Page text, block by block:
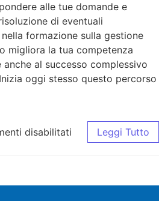
alle tue domande e
di eventuali
formazione sulla gestione
migliora la tua competenza
al successo complessivo
oggi stesso questo percorso
disabilitati Leggi Tutto